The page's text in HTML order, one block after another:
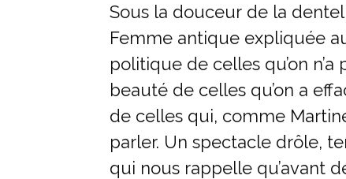
Sous la douceur de la
Femme antique expliquée
politique de celles qu’on n’a
beauté de celles qu’on a
de celles qui, comme
parler. Un spectacle drôle,
qui nous rappelle qu’avant